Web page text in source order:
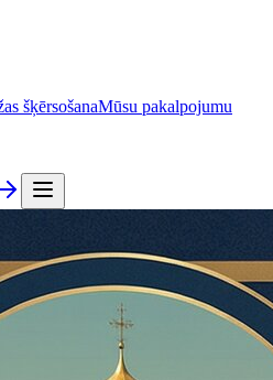
šķērsošanaMūsu pakalpojumu